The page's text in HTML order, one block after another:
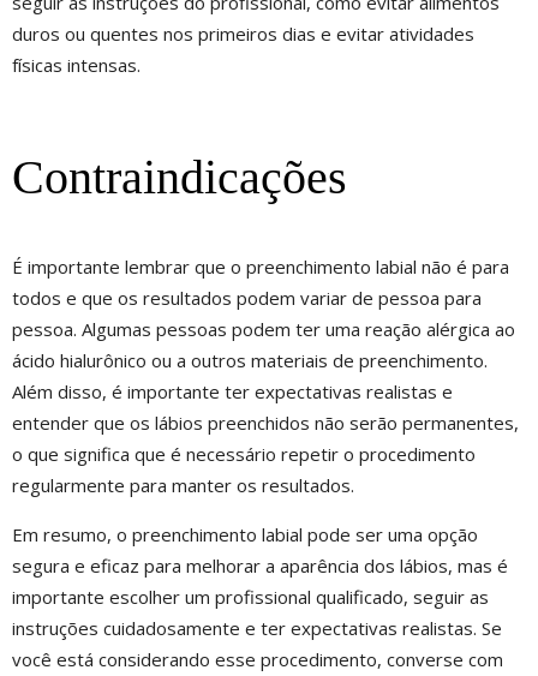
duros ou quentes nos primeiros dias e evitar atividades
físicas intensas.
Contraindicações
É importante lembrar que o preenchimento labial não é para
todos e que os resultados podem variar de pessoa para
pessoa. Algumas pessoas podem ter uma reação alérgica ao
ácido hialurônico ou a outros materiais de preenchimento.
Além disso, é importante ter expectativas realistas e
entender que os lábios preenchidos não serão permanentes,
o que significa que é necessário repetir o procedimento
regularmente para manter os resultados.
Em resumo, o preenchimento labial pode ser uma opção
segura e eficaz para melhorar a aparência dos lábios, mas é
importante escolher um profissional qualificado, seguir as
instruções cuidadosamente e ter expectativas realistas. Se
você está considerando esse procedimento, converse com